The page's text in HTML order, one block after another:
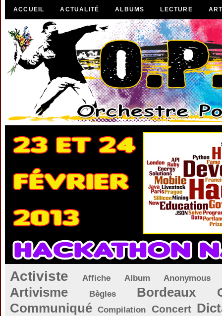
ACCUEIL ACTUALITÉ ALBUMS LECTURE
Activiste Affiche Album Anonymous
Artivisme Bègles Bordeaux
Communiqué Compilation Concert